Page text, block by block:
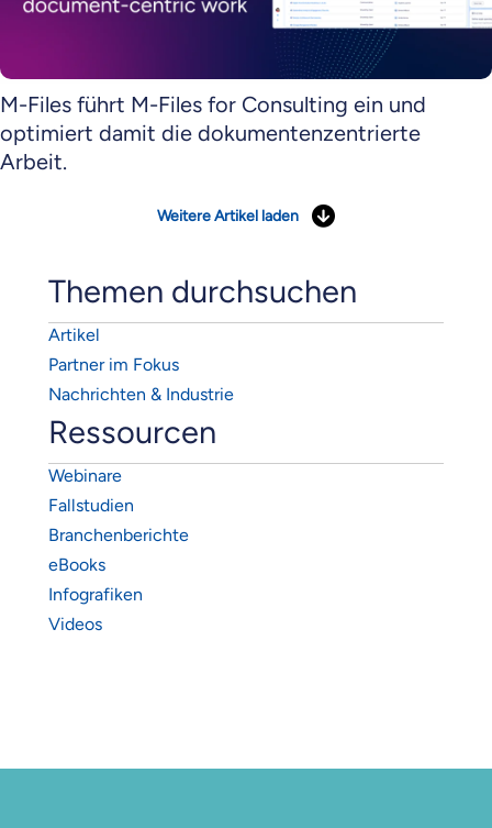
M-Files führt M-Files for Consulting ein und
optimiert damit die dokumentenzentrierte
Arbeit.
Weitere Artikel laden
Themen durchsuchen
Artikel
Partner im Fokus
Nachrichten & Industrie
Ressourcen
Webinare
Fallstudien
Branchenberichte
eBooks
Infografiken
Videos